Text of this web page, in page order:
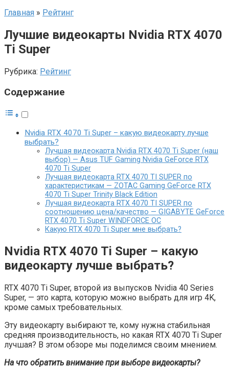
Главная » Рейтинг
Лучшие видеокарты Nvidia RTX 4070
Ti Super
Рубрика: Рейтинг
Содержание
Nvidia RTX 4070 Ti Super – какую видеокарту лучше
выбрать?
Лучшая видеокарта Nvidia RTX 4070 Ti Super (наш
выбор) — Asus TUF Gaming Nvidia GeForce RTX
4070 Ti Super
Лучшая видеокарта RTX 4070 TI SUPER по
характеристикам — ZOTAC Gaming GeForce RTX
4070 Ti Super Trinity Black Edition
Лучшая видеокарта RTX 4070 TI SUPER по
соотношению цена/качество — GIGABYTE GeForce
RTX 4070 Ti Super WINDFORCE OC
Какую RTX 4070 Ti Super мне выбрать?
Nvidia RTX 4070 Ti Super – какую
видеокарту лучше выбрать?
RTX 4070 Ti Super, второй из выпусков Nvidia 40 Series
Super, — это карта, которую можно выбрать для игр 4K,
кроме самых требовательных.
Эту видеокарту выбирают те, кому нужна стабильная
средняя производительность, но какая RTX 4070 Ti Super
лучшая? В этом обзоре мы поделимся своим мнением.
На что обратить внимание при выборе видеокарты?